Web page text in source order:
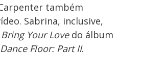
também
Sabrina, inclusive,
Bring Your Lovedo álbum
Floor: Part II.